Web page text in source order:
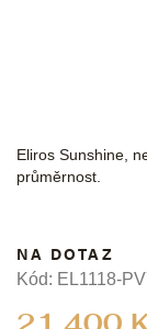
Eliros Sunshine,
průměrnost.
NA DOTAZ
Kód: EL1118-